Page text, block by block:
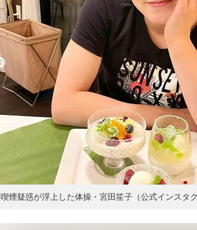
喫煙疑惑が浮上した体操・宮田笙子（公式インスタグ